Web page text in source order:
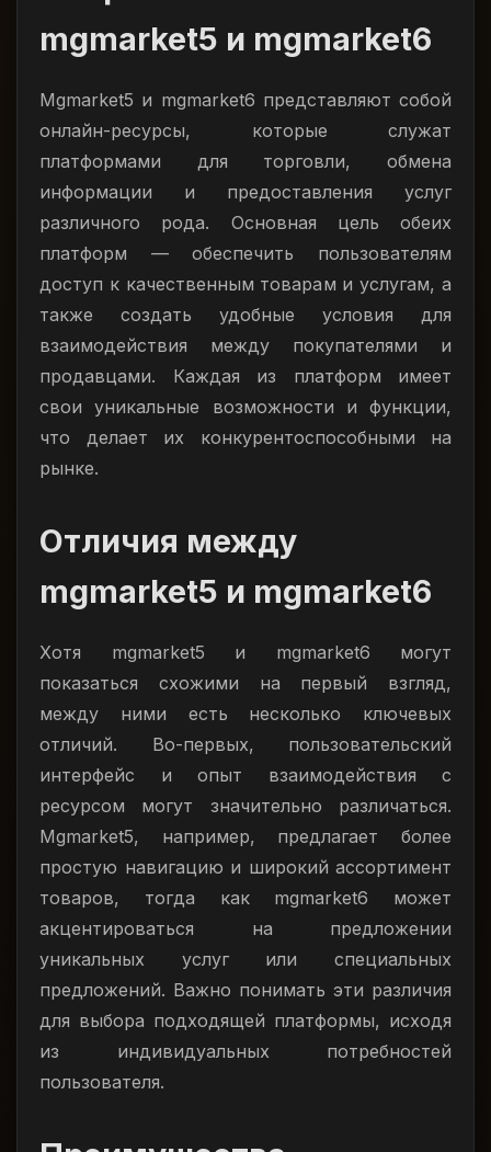
mgmarket5 и mgmarket6
Mgmarket5 и mgmarket6 представляют собой
онлайн-ресурсы, которые служат
платформами для торговли, обмена
информации и предоставления услуг
различного рода. Основная цель обеих
платформ — обеспечить пользователям
доступ к качественным товарам и услугам, а
также создать удобные условия для
взаимодействия между покупателями и
продавцами. Каждая из платформ имеет
свои уникальные возможности и функции,
что делает их конкурентоспособными на
рынке.
Отличия между
mgmarket5 и mgmarket6
Хотя mgmarket5 и mgmarket6 могут
показаться схожими на первый взгляд,
между ними есть несколько ключевых
отличий. Во-первых, пользовательский
интерфейс и опыт взаимодействия с
ресурсом могут значительно различаться.
Mgmarket5, например, предлагает более
простую навигацию и широкий ассортимент
товаров, тогда как mgmarket6 может
акцентироваться на предложении
уникальных услуг или специальных
предложений. Важно понимать эти различия
для выбора подходящей платформы, исходя
из индивидуальных потребностей
пользователя.